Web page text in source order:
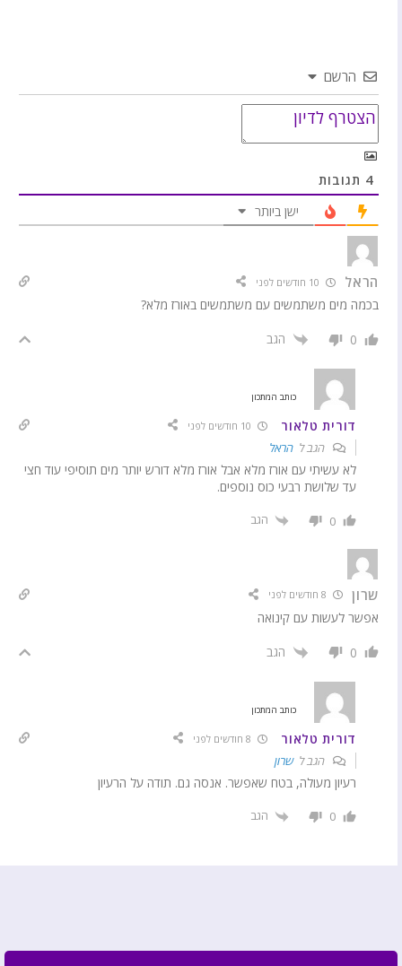
הרשם
4 תגובות
ישן ביותר
הראל
בכמה מים משתמשים עם משתמשים באורז מלא?
0 הגב
כותב המתכון
דורית טלאור
הגב ל הראל
לא עשיתי עם אורז מלא אבל אורז מלא דורש יותר מים תוסיפי עוד חצי
עד שלושת רבעי כוס נוספים.
0 הגב
שרון
אפשר לעשות עם קינואה
0 הגב
כותב המתכון
דורית טלאור
הגב לשרון
רעיון מעולה, בטח שאפשר. אנסה גם. תודה על הרעיון
0 הגב